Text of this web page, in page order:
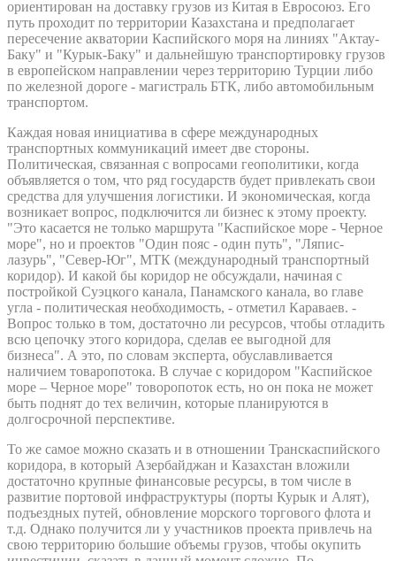
ориентирован на доставку грузов из Китая в Евросоюз. Его
путь проходит по территории Казахстана и предполагает
пересечение акватории Каспийского моря на линиях "Актау-
Баку" и "Курык-Баку" и дальнейшую транспортировку грузов
в европейском направлении через территорию Турции либо
по железной дороге - магистраль БТК, либо автомобильным
транспортом.
Каждая новая инициатива в сфере международных
транспортных коммуникаций имеет две стороны.
Политическая, связанная с вопросами геополитики, когда
объявляется о том, что ряд государств будет привлекать свои
средства для улучшения логистики. И экономическая, когда
возникает вопрос, подключится ли бизнес к этому проекту.
"Это касается не только маршрута "Каспийское море - Черное
море", но и проектов "Один пояс - один путь", "Ляпис-
лазурь", "Север-Юг", МТК (международный транспортный
коридор). И какой бы коридор не обсуждали, начиная с
постройкой Суэцкого канала, Панамского канала, во главе
угла - политическая необходимость, - отметил Караваев. -
Вопрос только в том, достаточно ли ресурсов, чтобы отладить
всю цепочку этого коридора, сделав ее выгодной для
бизнеса". А это, по словам эксперта, обуславливается
наличием товаропотока. В случае с коридором "Каспийское
море – Черное море" товоропоток есть, но он пока не может
быть поднят до тех величин, которые планируются в
долгосрочной перспективе.
То же самое можно сказать и в отношении Транскаспийского
коридора, в который Азербайджан и Казахстан вложили
достаточно крупные финансовые ресурсы, в том числе в
развитие портовой инфраструктуры (порты Курык и Алят),
подъездных путей, обновление морского торгового флота и
т.д. Однако получится ли у участников проекта привлечь на
свою территорию большие объемы грузов, чтобы окупить